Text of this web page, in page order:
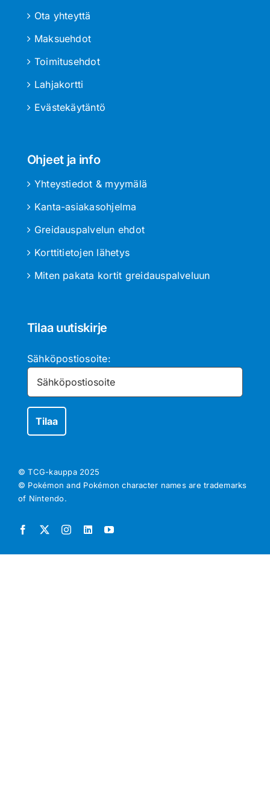
Ota yhteyttä
Maksuehdot
Toimitusehdot
Lahjakortti
Evästekäytäntö
Ohjeet ja info
Yhteystiedot & myymälä
Kanta-asiakasohjelma
Greidauspalvelun ehdot
Korttitietojen lähetys
Miten pakata kortit greidauspalveluun
Tilaa uutiskirje
Sähköpostiosoite:
© TCG-kauppa 2025
© Pokémon and Pokémon character names are trademarks
of Nintendo.